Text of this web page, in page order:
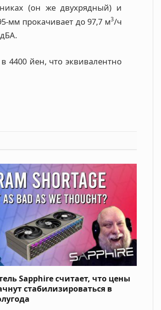
(он же двухрядный) и
мм прокачивает до 97,7 м3/ч
4400 йен, что эквивалентно
Sapphire считает, что цены
стабилизироваться в